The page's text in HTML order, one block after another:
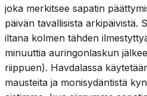
joka merkitsee sapatin
päivän tavallisista arkipäivistä.
iltana kolmen tähden
minuuttia auringonlaskun
riippuen). Havdalassa
mausteita ja monisydäntistä